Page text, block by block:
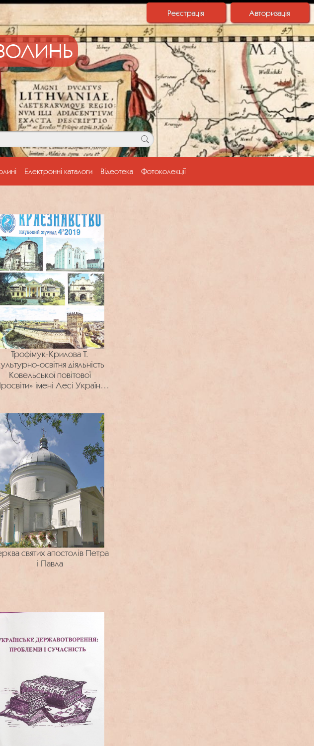
Авторизація
Реєстрація
Електронні каталоги Відеотека Фотоколекції
Трофімук-Крилова Т.
освітня діяльність
Ковельської повітової
імені Лесі Українки
із Державного архіву
Волинської області)
святих апостолів Петра
і Павла